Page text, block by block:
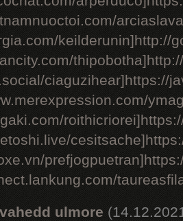
keilderunin]http://
ciaguzihear]https://
ulmore